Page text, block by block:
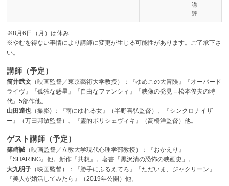
講
評
※8月6日（月）は休み
※やむを得ない事情により講師に変更が生じる可能性があります。ご了承下さ
い。
講師（予定）
筒井武文 （映画監督／東京藝術大学教授）：『ゆめこの大冒険』『オーバード
ライヴ』『孤独な惑星』『自由なファンシィ』『映像の発見＝松本俊夫の時
代』5部作他。
山田達也（撮影) ：『雨にゆれる女』（半野喜弘監督）、『シンクロナイザ
ー』（万田邦敏監督）、『霊的ボリシェヴィキ』（高橋洋監督）他。
ゲスト講師（予定）
篠崎誠 （映画監督／立教大学現代心理学部教授）：『おかえり』
『SHARING』他。新作『共想』。著書「黒沢清の恐怖の映画史」。
大九明子 （映画監督）：『勝手にふるえてろ』『ただいま、ジャクリーン』
『美人が婚活してみたら』（2019年公開）他。